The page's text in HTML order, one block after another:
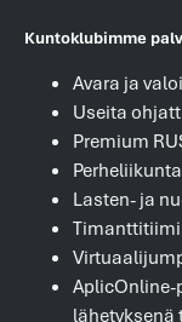
Kuntoklubimme
Avara ja
Useita
Premium
Perheliikunta
Lasten- ja
lähetyksenä